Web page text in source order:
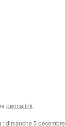
permalink.
: dimanche 5 décembre